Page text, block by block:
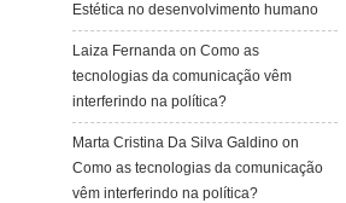
Estética no desenvolvimento humano
Laiza Fernanda on Como as
tecnologias da comunicação vêm
interferindo na política?
Marta Cristina Da Silva Galdino on
Como as tecnologias da comunicação
vêm interferindo na política?